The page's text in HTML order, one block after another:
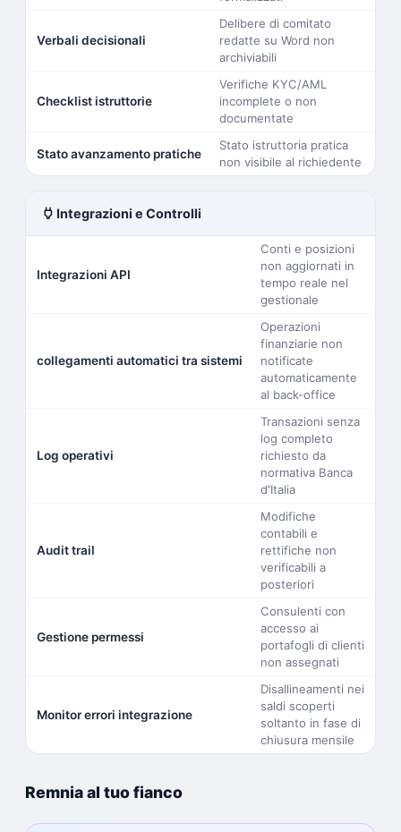
Verbali decisionali
Delibere di comitato
redatte su Word non
archiviabili
Checklist istruttorie
Verifiche KYC/AML
incomplete o non
documentate
Stato avanzamento pratiche
Stato istruttoria pratica
non visibile al richiedente
power Integrazioni e Controlli
Integrazioni API
Conti e posizioni
non aggiornati in
tempo reale nel
gestionale
collegamenti automatici tra sistemi
Operazioni
finanziarie non
notificate
automaticamente
al back-office
Log operativi
Transazioni senza
log completo
richiesto da
normativa Banca
d'Italia
Audit trail
Modifiche
contabili e
rettifiche non
verificabili a
posteriori
Gestione permessi
Consulenti con
accesso ai
portafogli di clienti
non assegnati
Monitor errori integrazione
Disallineamenti nei
saldi scoperti
soltanto in fase di
chiusura mensile
Remnia al tuo fianco